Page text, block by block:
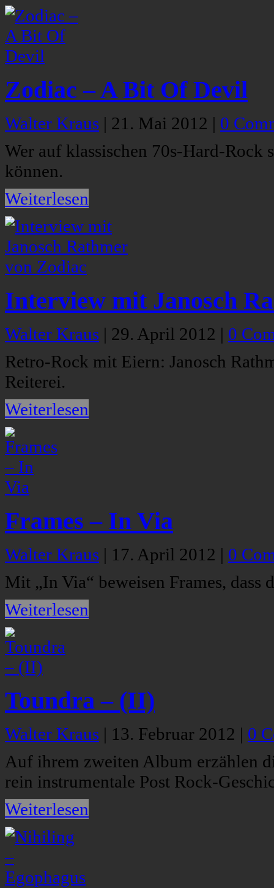
Zodiac – A Bit Of Devil
Walter Kraus | 21. Mai 2012 | 0
Wer auf klassischen 70s-Hard-Rock
können.
Weiterlesen
Interview mit Janosch
Walter Kraus | 29. April 2012 | 0
Retro-Rock mit Eiern: Janosch
Reiterei.
Weiterlesen
Frames – In Via
Walter Kraus | 17. April 2012 | 0
Mit „In Via“ beweisen Frames,
Weiterlesen
Toundra – (II)
Walter Kraus | 13. Februar 2012 | 0
Auf ihrem zweiten Album erzählen
rein instrumentale Post Rock-
Weiterlesen